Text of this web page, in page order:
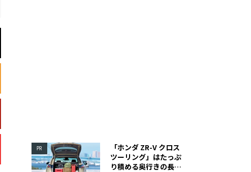
PR
「ホンダ ZR-V クロス
ツーリング」はたっぷ
り積める奥行きの長い